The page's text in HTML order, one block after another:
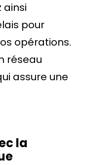
ainsi
pour
opérations.
réseau
assure une
la